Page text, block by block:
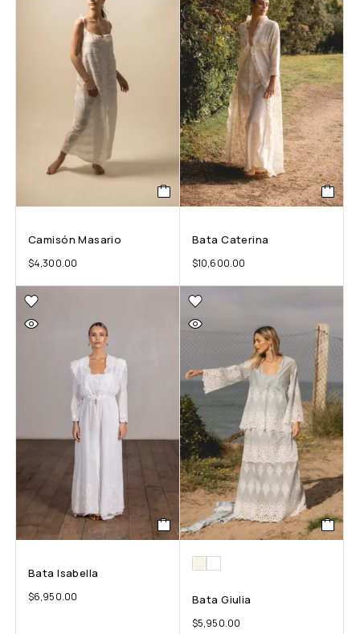
Camisón Masario
$4,300.00
Bata Caterina
$10,600.00
Bata Isabella
$6,950.00 Bata Giulia
$5,950.00